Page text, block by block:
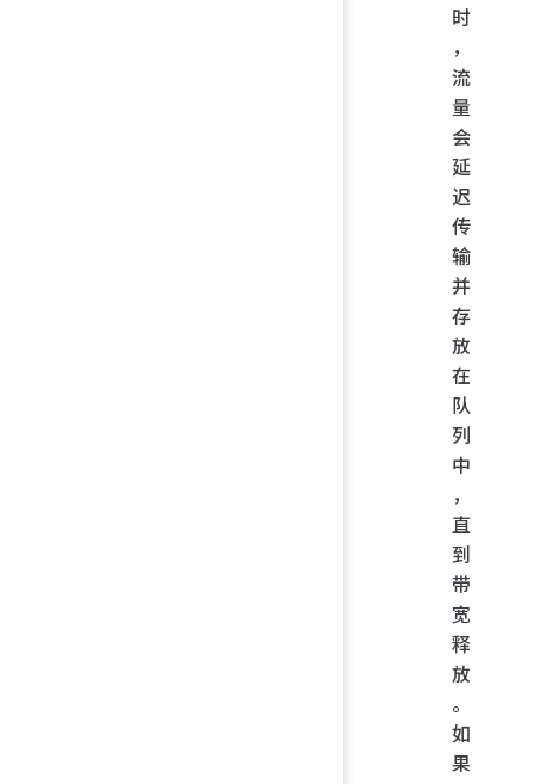
时
，
流
量
会
延
迟
传
输
并
存
放
在
队
列
中
，
直
到
带
宽
释
放
。
如
果